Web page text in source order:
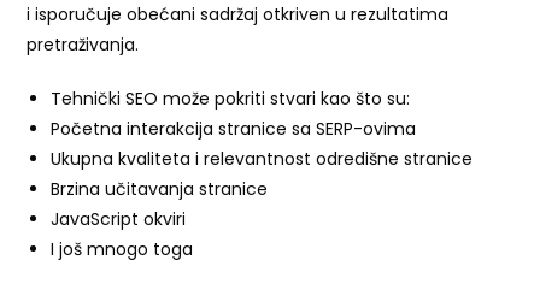
i isporučuje obećani sadržaj otkriven u rezultatima
pretraživanja.
Tehnički SEO može pokriti stvari kao što su:
Početna interakcija stranice sa SERP-ovima
Ukupna kvaliteta i relevantnost odredišne ​​stranice
Brzina učitavanja stranice
JavaScript okviri
I još mnogo toga